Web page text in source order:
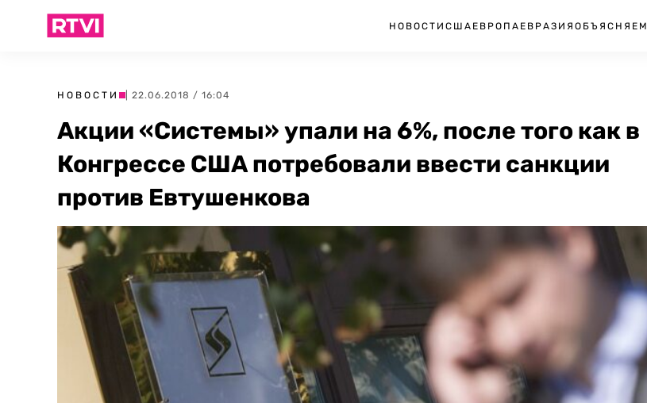
НОВОСТИ США ЕВРОПА ЕВРАЗИЯ ОБЪЯСНЯЕМ
НОВОСТИ | 22.06.2018 / 16:04
Акции «Системы» упали на 6%, после того как в
Конгрессе США потребовали ввести санкции
против Евтушенкова